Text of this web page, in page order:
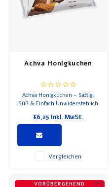
Backen und Kochen
Achva Honigkuchen
Achva Honigkuchen – Saftig,
Süß & Einfach Unwiderstehlich
€6,25 Inkl. MwSt.
Vergleichen
VORÜBERGEHEND